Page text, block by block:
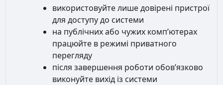
використовуйте лише довірені пристрої
для доступу до системи
на публічних або чужих комп’ютерах
працюйте в режимі приватного
перегляду
після завершення роботи обов’язково
виконуйте вихід із системи